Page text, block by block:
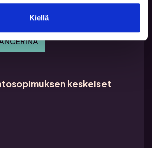
Kiellä
keskeiset